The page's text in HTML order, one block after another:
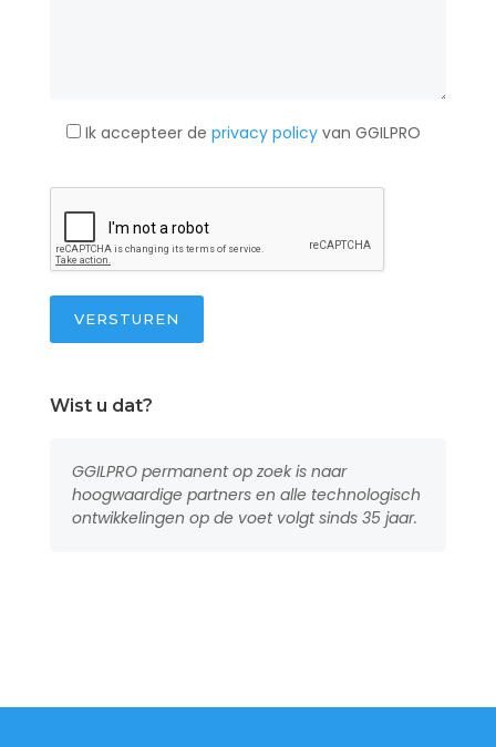
Ik accepteer de privacy policy van GGILPRO
VERSTUREN
Wist u dat?
GGILPRO permanent op zoek is naar
hoogwaardige partners en alle technologisch
ontwikkelingen op de voet volgt sinds 35 jaar.